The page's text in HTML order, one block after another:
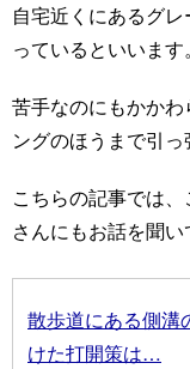
自宅近くにあるグ
っているといいます。
苦手なのにもかか
ングのほうまで引っ
こちらの記事では
さんにもお話を聞い
散歩道にある側
けた打開策は…